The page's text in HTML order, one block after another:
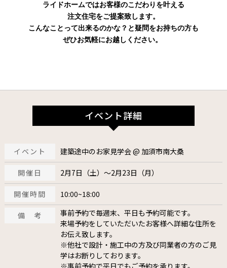
ライドホームではお客様のこだわりを叶える
注文住宅をご提案致します。
こんなことって出来るのかな？と疑問をお持ちの方も
ぜひお気軽にお越しください。
イベント詳細
イベント 建築途中のお家見学会 @ 加須市南大桑
開催日 2月7日（土）～2月23日（月）
開催時間 10:00~18:00
備 考
事前予約で毎週末、平日も予約可能です。
来場予約をしていただいたお客様へ詳細な住所を
お伝え致します。
※他社で設計・施工中の方及び同業者の方のご見
学はお断りしております。